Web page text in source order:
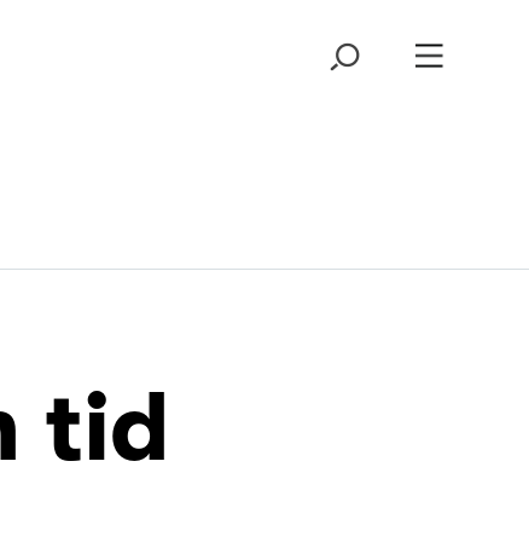
tid